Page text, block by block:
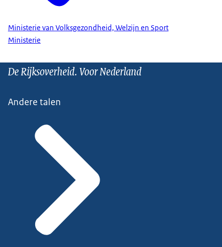
Ministerie van Volksgezondheid, Welzijn en Sport
Ministerie
De Rijksoverheid. Voor Nederland
Andere talen